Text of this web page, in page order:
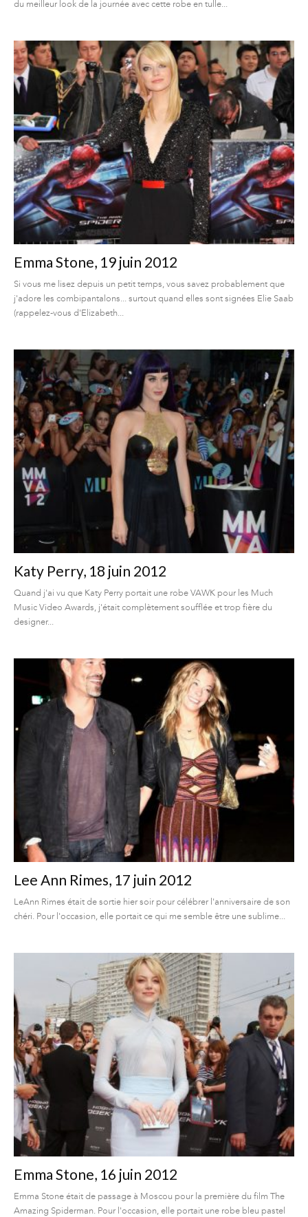
du meilleur look de la journée avec cette robe en tulle...
Emma Stone, 19 juin 2012
Si vous me lisez depuis un petit temps, vous savez probablement que
j'adore les combipantalons... surtout quand elles sont signées Elie Saab
(rappelez-vous d'Elizabeth...
Katy Perry, 18 juin 2012
Quand j'ai vu que Katy Perry portait une robe VAWK pour les Much
Music Video Awards, j'était complètement soufflée et trop fière du
designer...
Lee Ann Rimes, 17 juin 2012
LeAnn Rimes était de sortie hier soir pour célébrer l'anniversaire de son
chéri. Pour l'occasion, elle portait ce qui me semble être une sublime...
Emma Stone, 16 juin 2012
Emma Stone était de passage à Moscou pour la première du film The
Amazing Spiderman. Pour l'occasion, elle portait une robe bleu pastel